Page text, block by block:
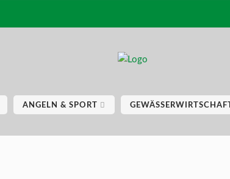
ANGELN & SPORT GEWÄSSERWIRTSCHAFT